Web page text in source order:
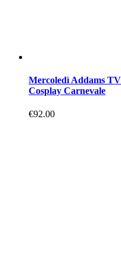
Mercoledì Addams
Cosplay Carnevale
€92.00